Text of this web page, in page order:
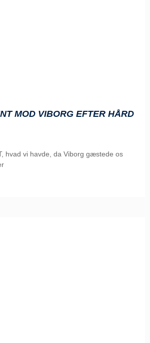
MOD VIBORG EFTER HÅRD
hvad vi havde, da Viborg gæstede os